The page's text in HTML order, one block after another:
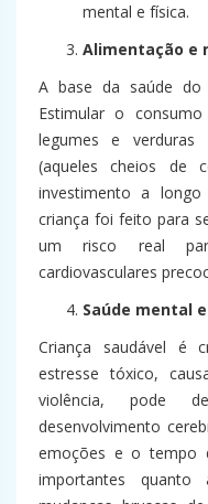
mental e física.
Alimentação e
A base da saúde do
Estimular o
legumes e
(aqueles cheios de
investimento a
criança foi feito para
um risco real
cardiovasculares
Saúde mental
Criança saudável é
estresse tóxico,
violência, pode
desenvolvimento
emoções e o tempo
importantes